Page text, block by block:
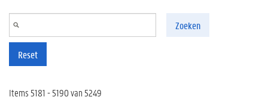
Zoeken
Reset
Items 5181 - 5190 van 5249